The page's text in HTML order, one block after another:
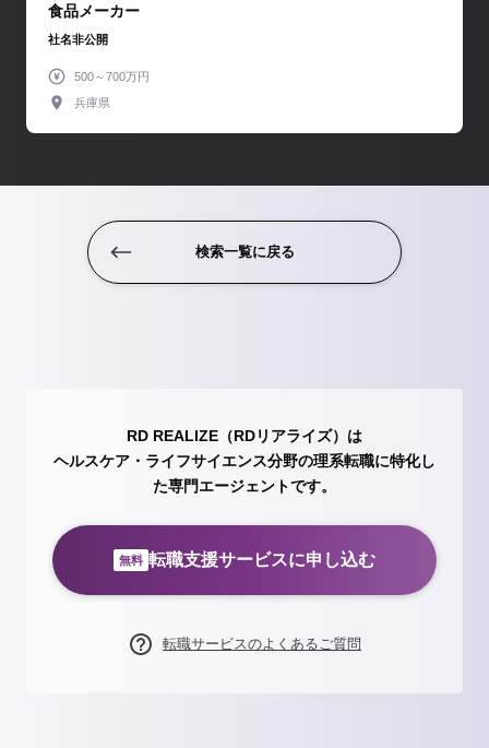
食品メーカー
社名非公開
500～700万円
兵庫県
検索一覧に戻る
RD REALIZE（RDリアライズ）は
ヘルスケア・ライフサイエンス分野の理系転職に特化し
た専門エージェントです。
無料 転職支援サービスに申し込む
転職サービスのよくあるご質問